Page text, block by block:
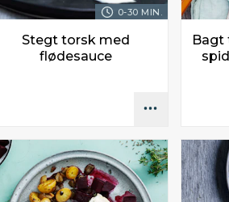
0-30 MIN.
Stegt torsk med
flødesauce
Bagt